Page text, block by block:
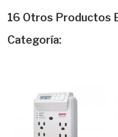
16 Otros Productos
Categoría: